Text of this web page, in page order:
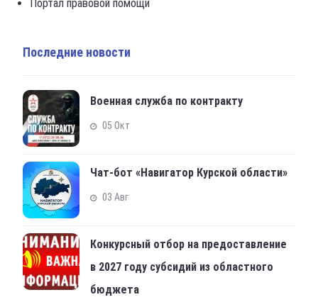
Портал правовой помощи
Последние новости
Военная служба по контракту
05 Окт
Чат-бот «Навигатор Курской области»
03 Авг
Конкурсный отбор на предоставление
в 2027 году субсидий из областного
бюджета